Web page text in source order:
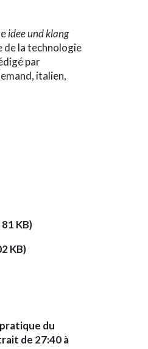
idee und klang
de la technologie
par
italien,
KB)
KB)
du
de 27:40 à